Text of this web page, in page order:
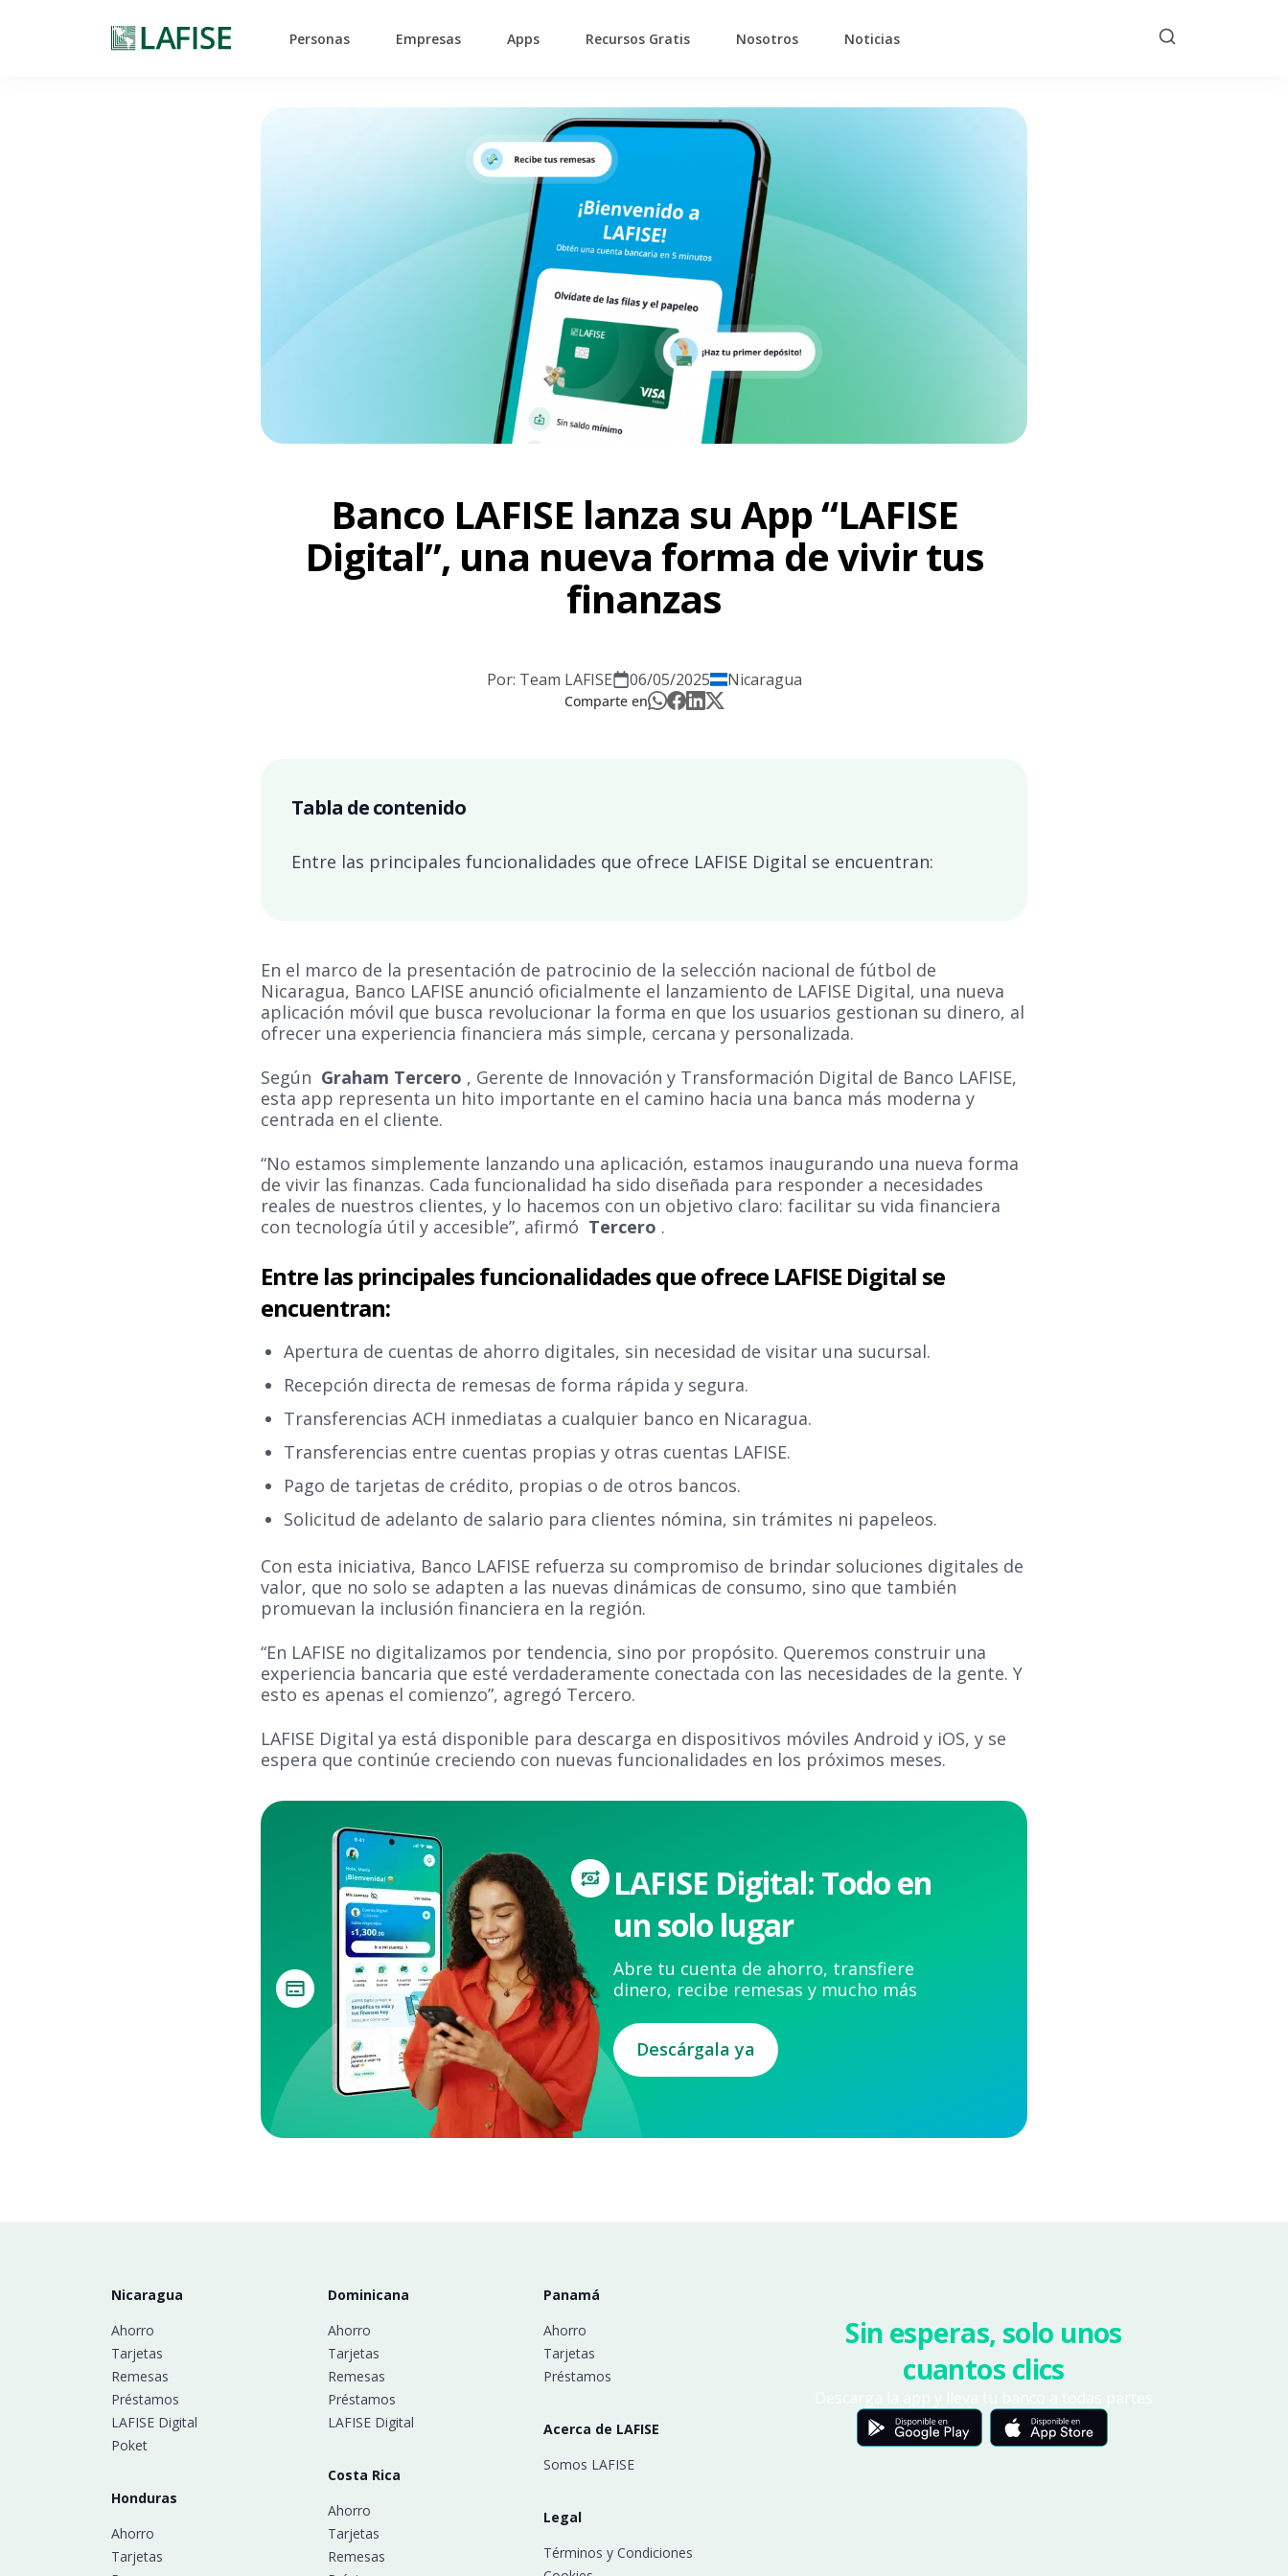
Personas Empresas Apps Recursos Gratis Nosotros Noticias
Banco LAFISE lanza su App “LAFISE
Digital”, una nueva forma de vivir tus
finanzas
Por: Team LAFISE 06/05/2025 Nicaragua
Comparte en
Tabla de contenido
Entre las principales funcionalidades que ofrece LAFISE Digital se encuentran:
En el marco de la presentación de patrocinio de la selección nacional de fútbol de
Nicaragua, Banco LAFISE anunció oficialmente el lanzamiento de LAFISE Digital, una nueva
aplicación móvil que busca revolucionar la forma en que los usuarios gestionan su dinero, al
ofrecer una experiencia financiera más simple, cercana y personalizada.
Según Graham Tercero , Gerente de Innovación y Transformación Digital de Banco LAFISE,
esta app representa un hito importante en el camino hacia una banca más moderna y
centrada en el cliente.
“No estamos simplemente lanzando una aplicación, estamos inaugurando una nueva forma
de vivir las finanzas. Cada funcionalidad ha sido diseñada para responder a necesidades
reales de nuestros clientes, y lo hacemos con un objetivo claro: facilitar su vida financiera
con tecnología útil y accesible”, afirmó Tercero .
Entre las principales funcionalidades que ofrece LAFISE Digital se
encuentran:
Apertura de cuentas de ahorro digitales, sin necesidad de visitar una sucursal.
Recepción directa de remesas de forma rápida y segura.
Transferencias ACH inmediatas a cualquier banco en Nicaragua.
Transferencias entre cuentas propias y otras cuentas LAFISE.
Pago de tarjetas de crédito, propias o de otros bancos.
Solicitud de adelanto de salario para clientes nómina, sin trámites ni papeleos.
Con esta iniciativa, Banco LAFISE refuerza su compromiso de brindar soluciones digitales de
valor, que no solo se adapten a las nuevas dinámicas de consumo, sino que también
promuevan la inclusión financiera en la región.
“En LAFISE no digitalizamos por tendencia, sino por propósito. Queremos construir una
experiencia bancaria que esté verdaderamente conectada con las necesidades de la gente. Y
esto es apenas el comienzo”, agregó Tercero.
LAFISE Digital ya está disponible para descarga en dispositivos móviles Android y iOS, y se
espera que continúe creciendo con nuevas funcionalidades en los próximos meses.
LAFISE Digital: Todo en
un solo lugar
Abre tu cuenta de ahorro, transfiere
dinero, recibe remesas y mucho más
Descárgala ya
Nicaragua
Ahorro
Tarjetas
Remesas
Préstamos
LAFISE Digital
Poket
Honduras
Ahorro
Tarjetas
Dominicana
Ahorro
Tarjetas
Remesas
Préstamos
LAFISE Digital
Costa Rica
Ahorro
Tarjetas
Remesas
Panamá
Ahorro
Tarjetas
Préstamos
Acerca de LAFISE
Somos LAFISE
Legal
Términos y Condiciones
Sin esperas, solo unos
cuantos clics